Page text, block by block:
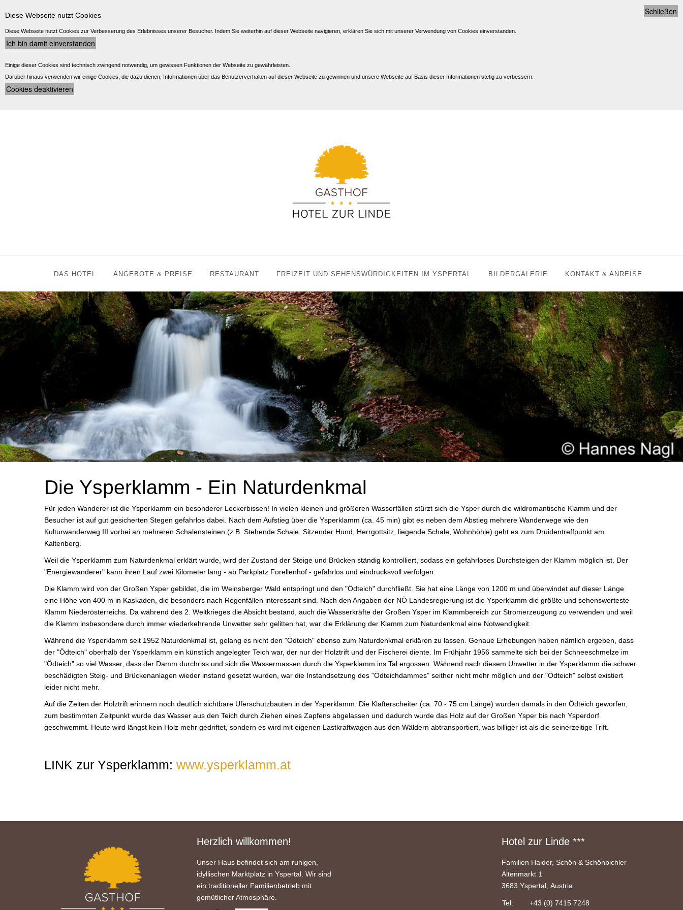
Schließen
Diese Webseite nutzt Cookies
Diese Webseite nutzt Cookies zur Verbesserung des Erlebnisses unserer Besucher. Indem Sie weiterhin auf dieser Webseite navigieren, erklären Sie sich mit unserer Verwendung von Cookies einverstanden.
Einige dieser Cookies sind technisch zwingend notwendig, um gewissen Funktionen der Webseite zu gewährleisten.
Darüber hinaus verwenden wir einige Cookies, die dazu dienen, Informationen über das Benutzerverhalten auf dieser Webseite zu gewinnen und unsere Webseite auf Basis dieser Informationen stetig zu verbessern.
DAS HOTEL ANGEBOTE & PREISE RESTAURANT FREIZEIT UND SEHENSWÜRDIGKEITEN IM YSPERTAL BILDERGALERIE KONTAKT & ANREISE
Die Ysperklamm - Ein Naturdenkmal
Für jeden Wanderer ist die Ysperklamm ein besonderer Leckerbissen! In vielen kleinen und größeren Wasserfällen stürzt sich die Ysper durch die wildromantische Klamm und der
Besucher ist auf gut gesicherten Stegen gefahrlos dabei. Nach dem Aufstieg über die Ysperklamm (ca. 45 min) gibt es neben dem Abstieg mehrere Wanderwege wie den
Kulturwanderweg III vorbei an mehreren Schalensteinen (z.B. Stehende Schale, Sitzender Hund, Herrgottsitz, liegende Schale, Wohnhöhle) geht es zum Druidentreffpunkt am
Kaltenberg.
Weil die Ysperklamm zum Naturdenkmal erklärt wurde, wird der Zustand der Steige und Brücken ständig kontrolliert, sodass ein gefahrloses Durchsteigen der Klamm möglich ist. Der
"Energiewanderer" kann ihren Lauf zwei Kilometer lang - ab Parkplatz Forellenhof - gefahrlos und eindrucksvoll verfolgen.
Die Klamm wird von der Großen Ysper gebildet, die im Weinsberger Wald entspringt und den "Ödteich" durchfließt. Sie hat eine Länge von 1200 m und überwindet auf dieser Länge
eine Höhe von 400 m in Kaskaden, die besonders nach Regenfällen interessant sind. Nach den Angaben der NÖ Landesregierung ist die Ysperklamm die größte und sehenswerteste
Klamm Niederösterreichs. Da während des 2. Weltkrieges die Absicht bestand, auch die Wasserkräfte der Großen Ysper im Klammbereich zur Stromerzeugung zu verwenden und weil
die Klamm insbesondere durch immer wiederkehrende Unwetter sehr gelitten hat, war die Erklärung der Klamm zum Naturdenkmal eine Notwendigkeit.
Während die Ysperklamm seit 1952 Naturdenkmal ist, gelang es nicht den "Ödteich" ebenso zum Naturdenkmal erklären zu lassen. Genaue Erhebungen haben nämlich ergeben, dass
der "Ödteich" oberhalb der Ysperklamm ein künstlich angelegter Teich war, der nur der Holztrift und der Fischerei diente. Im Frühjahr 1956 sammelte sich bei der Schneeschmelze im
"Ödteich" so viel Wasser, dass der Damm durchriss und sich die Wassermassen durch die Ysperklamm ins Tal ergossen. Während nach diesem Unwetter in der Ysperklamm die schwer
beschädigten Steig- und Brückenanlagen wieder instand gesetzt wurden, war die Instandsetzung des "Ödteichdammes" seither nicht mehr möglich und der "Ödteich" selbst existiert
leider nicht mehr.
Auf die Zeiten der Holztrift erinnern noch deutlich sichtbare Uferschutzbauten in der Ysperklamm. Die Klafterscheiter (ca. 70 - 75 cm Länge) wurden damals in den Ödteich geworfen,
zum bestimmten Zeitpunkt wurde das Wasser aus den Teich durch Ziehen eines Zapfens abgelassen und dadurch wurde das Holz auf der Großen Ysper bis nach Ysperdorf
geschwemmt. Heute wird längst kein Holz mehr gedriftet, sondern es wird mit eigenen Lastkraftwagen aus den Wäldern abtransportiert, was billiger ist als die seinerzeitige Trift.
LINK zur Ysperklamm: www.ysperklamm.at
Herzlich willkommen!
Unser Haus befindet sich am ruhigen,
idyllischen Marktplatz in Yspertal. Wir sind
ein traditioneller Familienbetrieb mit
gemütlicher Atmosphäre.
Hotel zur Linde ***
Familien Haider, Schön & Schönbichler
Altenmarkt 1
3683 Yspertal, Austria
Tel: +43 (0) 7415 7248